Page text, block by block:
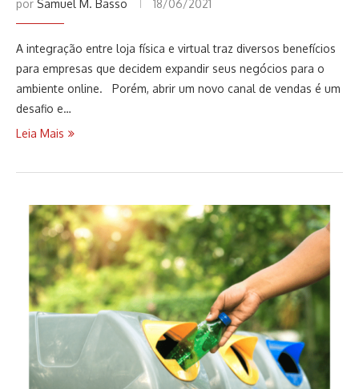
por Samuel M. Basso 18/06/2021
A integração entre loja física e virtual traz diversos benefícios
para empresas que decidem expandir seus negócios para o
ambiente online. Porém, abrir um novo canal de vendas é um
desafio e…
Leia Mais